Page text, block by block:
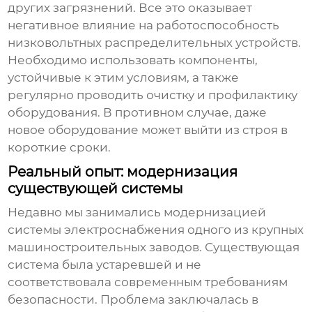
других загрязнений. Все это оказывает
негативное влияние на работоспособность
низковольтных распределительных устройств.
Необходимо использовать компоненты,
устойчивые к этим условиям, а также
регулярно проводить очистку и профилактику
оборудования. В противном случае, даже
новое оборудование может выйти из строя в
короткие сроки.
Реальный опыт: модернизация
существующей системы
Недавно мы занимались модернизацией
системы электроснабжения одного из крупных
машиностроительных заводов. Существующая
система была устаревшей и не
соответствовала современным требованиям
безопасности. Проблема заключалась в